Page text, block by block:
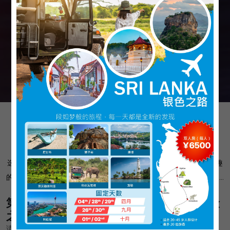
探索我们的旅游主题
选择一个主题并定制您的专属行程。探索多种选择，打造符合您兴趣
的旅程，无论是冒险、文化、野生动物，还是放松身心的度假体验……
第 1 步：选择您理想的主题，开启您的冒险
之旅
请选择以下主题之一，开始定制您的旅行。